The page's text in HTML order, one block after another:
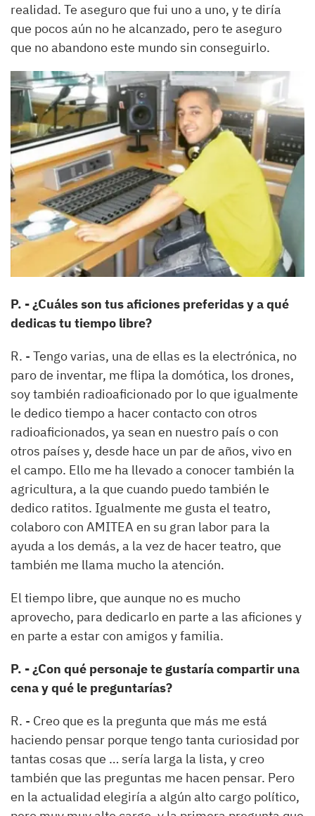
realidad. Te aseguro que fui uno a uno, y te diría
que pocos aún no he alcanzado, pero te aseguro
que no abandono este mundo sin conseguirlo.
P. - ¿Cuáles son tus aficiones preferidas y a qué
dedicas tu tiempo libre?
R. - Tengo varias, una de ellas es la electrónica, no
paro de inventar, me flipa la domótica, los drones,
soy también radioaficionado por lo que igualmente
le dedico tiempo a hacer contacto con otros
radioaficionados, ya sean en nuestro país o con
otros países y, desde hace un par de años, vivo en
el campo. Ello me ha llevado a conocer también la
agricultura, a la que cuando puedo también le
dedico ratitos. Igualmente me gusta el teatro,
colaboro con AMITEA en su gran labor para la
ayuda a los demás, a la vez de hacer teatro, que
también me llama mucho la atención.
El tiempo libre, que aunque no es mucho
aprovecho, para dedicarlo en parte a las aficiones y
en parte a estar con amigos y familia.
P. - ¿Con qué personaje te gustaría compartir una
cena y qué le preguntarías?
R. - Creo que es la pregunta que más me está
haciendo pensar porque tengo tanta curiosidad por
tantas cosas que … sería larga la lista, y creo
también que las preguntas me hacen pensar. Pero
en la actualidad elegiría a algún alto cargo político,